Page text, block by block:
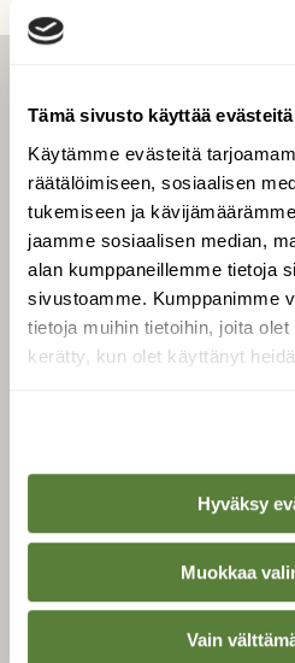
Tämä sivusto käyttää evästeitä
Käytämme evästeitä
räätälöimiseen, sosiaalisen
tukemiseen ja
jaamme sosiaalisen median,
alan kumppaneillemme tietoja
sivustoamme. Kumppanimme
tietoja muihin tietoihin, joita
kerätty, kun olet käyttänyt
Hyväksy
Muokkaa
Vain